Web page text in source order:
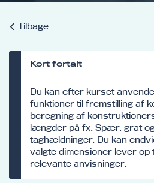
Tilbage
Kort fortalt
Du kan efter kurset
funktioner til fremstilling af
beregning af
længder på fx. Spær, grat
taghældninger. Du kan
valgte dimensioner lever
relevante anvisninger.